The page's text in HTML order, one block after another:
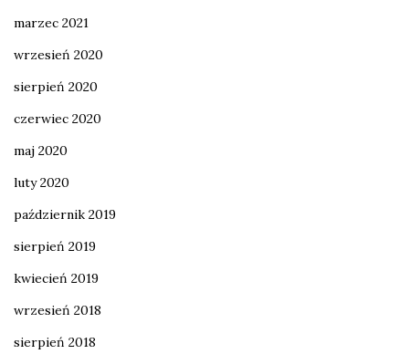
marzec 2021
wrzesień 2020
sierpień 2020
czerwiec 2020
maj 2020
luty 2020
październik 2019
sierpień 2019
kwiecień 2019
wrzesień 2018
sierpień 2018